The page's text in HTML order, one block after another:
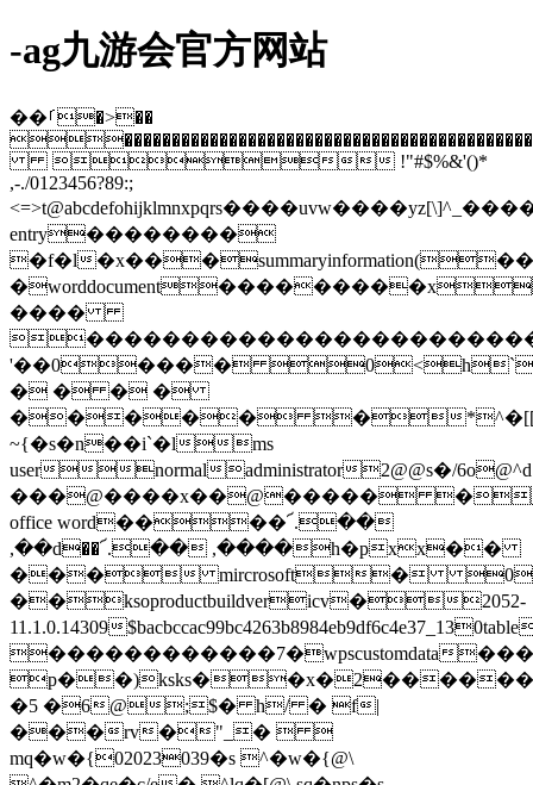
-ag九游会官方网站
��ࡱ�>��
 !"#$%&'()*
,-./0123456?89:;
entry��������
�f�l
����
'��0���� 0<h`
� � � �
����� �
~{�s�n��i`�lms
usernormaladministrator2@@s�/6o@^d
���@����x��@����� �
office word����՜.��
,��d��՜.�� ,����h�pxx��
��� mircrosoft�
��ksoproductbuildvericv�2052-
11.1.0.14309
������������7�wpscustomdata
�5 �6@;$� h/ � f|
���rv�"_�  
mq�w�{02023039�s ^�w�{@\